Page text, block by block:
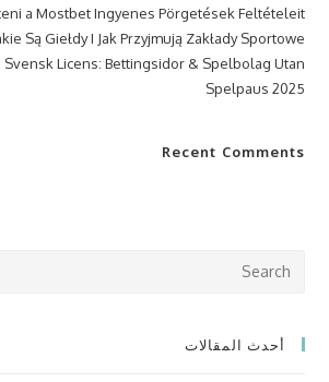
a Mostbet Ingyenes Pörgetések Feltételeit
Są Giełdy I Jak Przyjmują Zakłady Sportowe?
Svensk Licens: Bettingsidor & Spelbolag Utan
Spelpaus 2025
Recent Comments
أحدث المقالات